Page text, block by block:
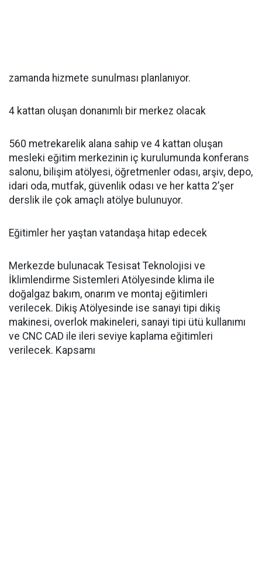
zamanda hizmete sunulması planlanıyor.
4 kattan oluşan donanımlı bir merkez olacak
560 metrekarelik alana sahip ve 4 kattan oluşan
mesleki eğitim merkezinin iç kurulumunda konferans
salonu, bilişim atölyesi, öğretmenler odası, arşiv, depo,
idari oda, mutfak, güvenlik odası ve her katta 2’şer
derslik ile çok amaçlı atölye bulunuyor.
Eğitimler her yaştan vatandaşa hitap edecek
Merkezde bulunacak Tesisat Teknolojisi ve
İklimlendirme Sistemleri Atölyesinde klima ile
doğalgaz bakım, onarım ve montaj eğitimleri
verilecek. Dikiş Atölyesinde ise sanayi tipi dikiş
makinesi, overlok makineleri, sanayi tipi ütü kullanımı
ve CNC CAD ile ileri seviye kaplama eğitimleri
verilecek. Kapsamı